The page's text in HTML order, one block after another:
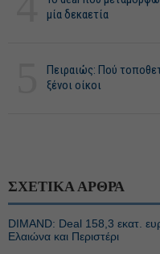
μία δεκαετία
Πειραιώς: Πού
ξένοι οίκοι
ΣΧΕΤΙΚΑ ΑΡΘΡΑ
DIMAND: Deal 158,3 εκατ.
Ελαιώνα και Περιστέρι